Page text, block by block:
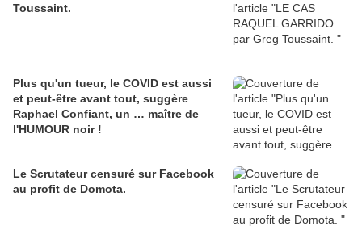
Toussaint.
Plus qu'un tueur, le COVID est aussi
et peut-être avant tout, suggère
Raphael Confiant, un … maître de
l'HUMOUR noir !
Le Scrutateur censuré sur Facebook
au profit de Domota.